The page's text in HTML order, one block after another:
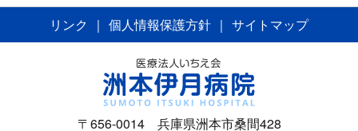
リンク
｜ 個人情報保護方針 ｜ サイトマップ
〒656-0014 兵庫県洲本市桑間428